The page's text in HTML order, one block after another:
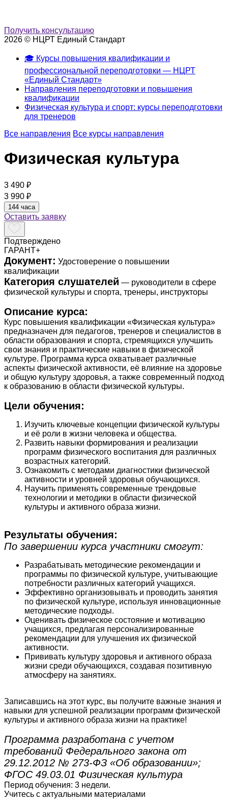
Получить консультацию
2026 © НЦРТ Единый Стандарт
🎓 Курсы повышения квалификации и
профессиональной переподготовки — НЦРТ
«Единый Стандарт»
Направления переподготовки и повышения
квалификации
Физическая культура и спорт: курсы переподготовки
для тренеров
Все направления Все курсы направления
Физическая культура
3 490 ₽
3 990 ₽
144 часа
Оставить заявку
Подтверждено
ГАРАНТ+
Документ: Удостоверение о повышении
квалификации
Категория слушателей — руководители в сфере
физической культуры и спорта, тренеры, инструкторы
Описание курса:
Курс повышения квалификации «Физическая культура»
предназначен для педагогов, тренеров и специалистов в
области образования и спорта, стремящихся улучшить
свои знания и практические навыки в физической
культуре. Программа курса охватывает различные
аспекты физической активности, её влияние на здоровье
и общую культуру здоровья, а также современный подход
к образованию в области физической культуры.
Цели обучения:
Изучить ключевые концепции физической культуры
и её роли в жизни человека и общества.
Развить навыки формирования и реализации
программ физического воспитания для различных
возрастных категорий.
Ознакомить с методами диагностики физической
активности и уровней здоровья обучающихся.
Научить применять современные трендовые
технологии и методики в области физической
культуры и активного образа жизни.
Результаты обучения:
По завершении курса участники смогут:
Разрабатывать методические рекомендации и
программы по физической культуре, учитывающие
потребности различных категорий учащихся.
Эффективно организовывать и проводить занятия
по физической культуре, используя инновационные
методические подходы.
Оценивать физическое состояние и мотивацию
учащихся, предлагая персонализированные
рекомендации для улучшения их физической
активности.
Прививать культуру здоровья и активного образа
жизни среди обучающихся, создавая позитивную
атмосферу на занятиях.
Записавшись на этот курс, вы получите важные знания и
навыки для успешной реализации программ физической
культуры и активного образа жизни на практике!
Программа разработана с учетом
требований Федерального закона от
29.12.2012 № 273-ФЗ «Об образовании»;
ФГОС 49.03.01 Физическая культура
Период обучения: 3 недели.
Учитесь с актуальными материалами